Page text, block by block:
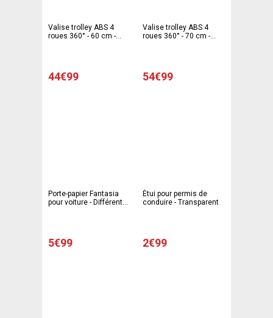
Valise trolley ABS 4
roues 360° - 60 cm -
44€99
Valise trolley ABS 4
roues 360° - 70 cm -
54€99
Porte-papier Fantasia
pour voiture - Différents
5€99
Étui pour permis de
conduire - Transparent
2€99